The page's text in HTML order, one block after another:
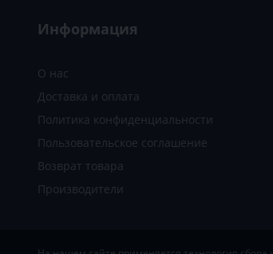
Информация
О нас
Доставка и оплата
Политика конфиденциальности
Пользовательское соглашение
Возврат товара
Производители